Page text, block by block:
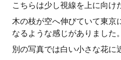
こちらは少し視線を上に向け
木の枝が空へ伸びていて東京
なるような感じがありました。
別の写真では白い小さな花に